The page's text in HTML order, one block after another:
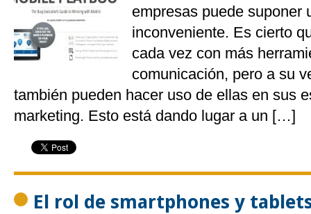
empresas puede suponer
inconveniente. Es cierto
cada vez con más
comunicación, pero a su
también pueden hacer uso de ellas en sus
marketing. Esto está dando lugar a un […]
El rol de smartphones y